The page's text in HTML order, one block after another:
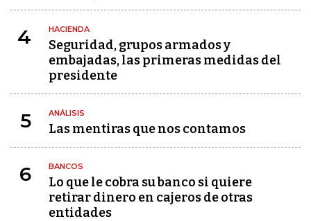
4 HACIENDA
Seguridad, grupos armados y
embajadas, las primeras medidas del
presidente
5 ANÁLISIS
Las mentiras que nos contamos
6 BANCOS
Lo que le cobra su banco si quiere
retirar dinero en cajeros de otras
entidades